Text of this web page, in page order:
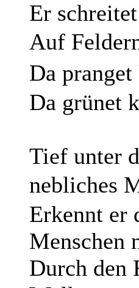
Er
Auf
Da
Da grünet
Tief unter
nebliches
Erkennt er
Menschen
Durch den